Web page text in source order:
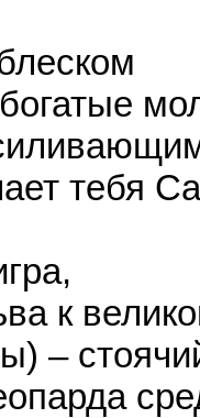
тебя
к
–